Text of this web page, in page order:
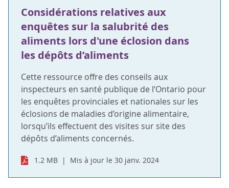
Considérations relatives aux
enquêtes sur la salubrité des
aliments lors d'une éclosion dans
les dépôts d’aliments
Cette ressource offre des conseils aux
inspecteurs en santé publique de l’Ontario pour
les enquêtes provinciales et nationales sur les
éclosions de maladies d’origine alimentaire,
lorsqu’ils effectuent des visites sur site des
dépôts d’aliments concernés.
1.2 MB Mis à jour le 30 janv. 2024